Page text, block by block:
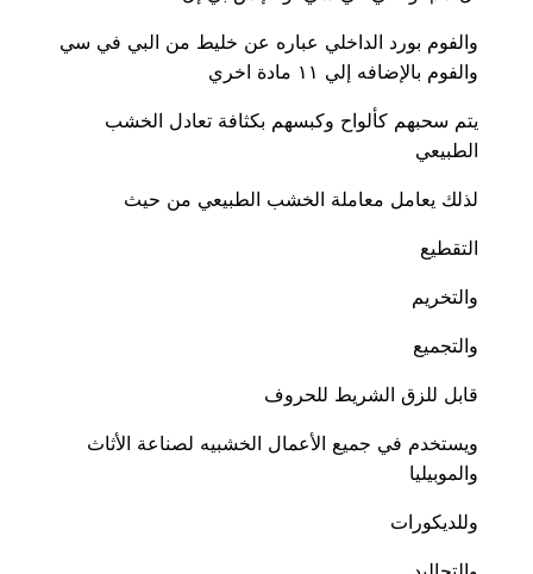
والفوم بورد الداخلي عباره عن خليط من البي في سي
والفوم بالإضافه إلي ١١ مادة اخري
يتم سحبهم كألواح وكبسهم بكثافة تعادل الخشب
الطبيعي
لذلك يعامل معاملة الخشب الطبيعي من حيث
التقطيع
والتخريم
والتجميع
قابل للزق الشريط للحروف
ويستخدم في جميع الأعمال الخشبيه لصناعة الأثاث
والموبيليا
وللديكورات